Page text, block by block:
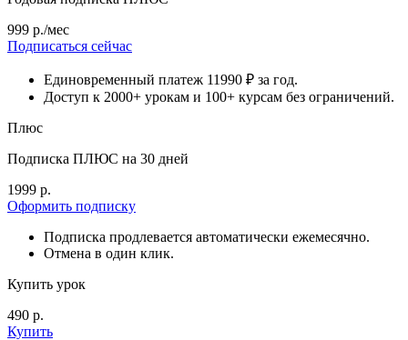
999 р./мес
Подписаться сейчас
Единовременный платеж 11990 ₽ за год.
Доступ к 2000+ урокам и 100+ курсам без ограничений.
Плюс
Подписка ПЛЮС на 30 дней
1999 р.
Оформить подписку
Подписка продлевается автоматически ежемесячно.
Отмена в один клик.
Купить урок
490 р.
Купить